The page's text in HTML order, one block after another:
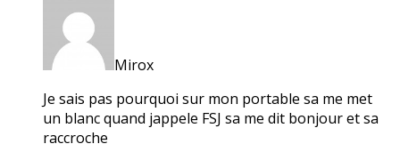
Mirox
Je sais pas pourquoi sur mon portable sa me met
un blanc quand jappele FSJ sa me dit bonjour et sa
raccroche